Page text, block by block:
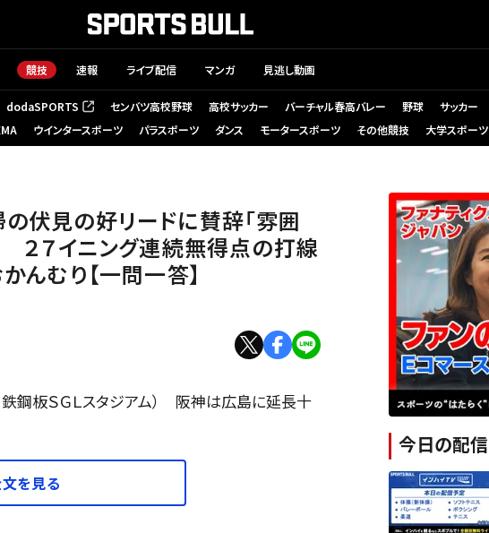
競技 速報 ライブ配信 マンガ 見逃し動画
dodaSPORTS
（新しいタブで開く） センバツ高校野球 高校サッカー バーチャル春高バレー 野球 サッカー
ウインタースポーツ パラスポーツ ダンス モータースポーツ その他競技 大学スポーツ
見の好リードに賛辞「雰囲
２７イニング連続無得点の打線
んむり【一問一答】
鉄鋼板ＳＧＬスタジアム） 阪神は広島に延長十
を見る
今日の配信